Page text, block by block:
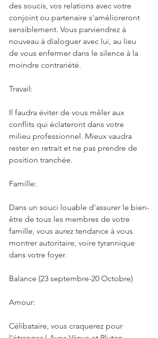
des soucis, vos relations avec votre
conjoint ou partenaire s'amélioreront
sensiblement. Vous parviendrez à
nouveau à dialoguer avec lui, au lieu
de vous enfermer dans le silence à la
moindre contrariété.
Travail:
Il faudra éviter de vous mêler aux
conflits qui éclateront dans votre
milieu professionnel. Mieux vaudra
rester en retrait et ne pas prendre de
position tranchée.
Famille:
Dans un souci louable d'assurer le bien-
être de tous les membres de votre
famille, vous aurez tendance à vous
montrer autoritaire, voire tyrannique
dans votre foyer.
Balance (23 septembre-20 Octobre)
Amour:
Célibataire, vous craquerez pour